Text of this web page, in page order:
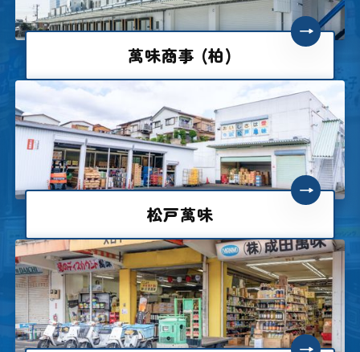
萬味商事 (柏)
→
松戸萬味
→